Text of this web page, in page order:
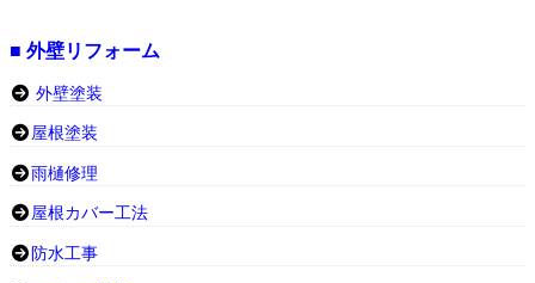
■ 外壁リフォーム
外壁塗装
屋根塗装
雨樋修理
屋根カバー工法
防水工事